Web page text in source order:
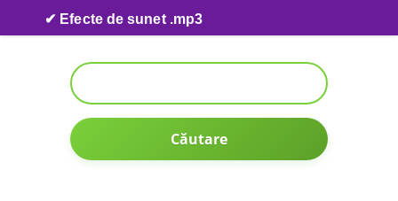
Skip to content
✔ Efecte de sunet .mp3
Căutare